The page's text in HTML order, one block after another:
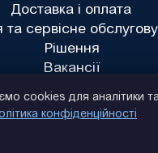
Доставка і оплата
та сервісне
Рішення
Вакансії
cookies для аналітики
конфіденційності